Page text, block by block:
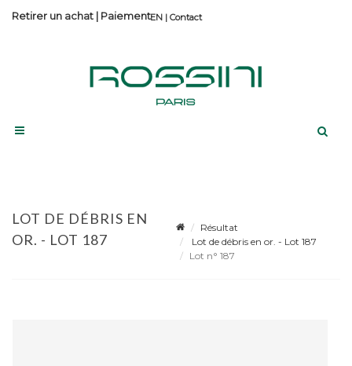
Contact
Retirer un achat | Paiement
LOT DE DÉBRIS EN
OR. - LOT 187
Résultat
Lot de débris en or. - Lot 187
Lot n° 187